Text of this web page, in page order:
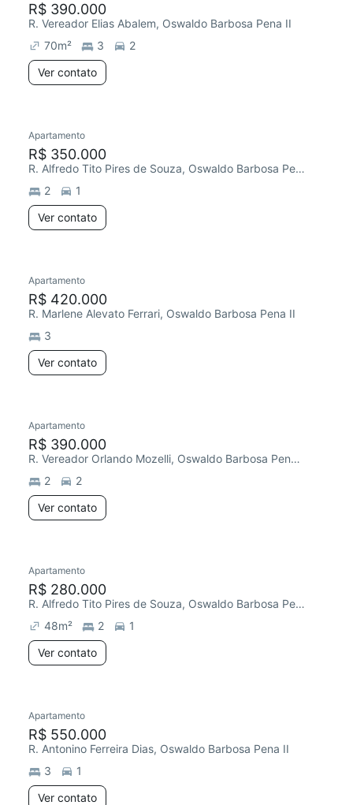
R$ 390.000
R. Vereador Elias Abalem, Oswaldo Barbosa Pena II
70m² 3
2
Ver contato
Apartamento
R$ 350.000
R. Alfredo Tito Pires de Souza, Oswaldo Barbosa Pena II
2
1
Ver contato
Apartamento
R$ 420.000
R. Marlene Alevato Ferrari, Oswaldo Barbosa Pena II
3
Ver contato
Apartamento
R$ 390.000
R. Vereador Orlando Mozelli, Oswaldo Barbosa Pena II
2
2
Ver contato
Apartamento
R$ 280.000
R. Alfredo Tito Pires de Souza, Oswaldo Barbosa Pena II
48m² 2
1
Ver contato
Apartamento
R$ 550.000
R. Antonino Ferreira Dias, Oswaldo Barbosa Pena II
3
1
Ver contato